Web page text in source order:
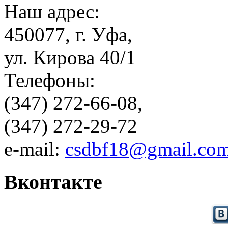
Наш адрес:
450077, г. Уфа,
ул. Кирова 40/1
Телефоны:
(347) 272-66-08,
(347) 272-29-72
e-mail:
Вконтакте